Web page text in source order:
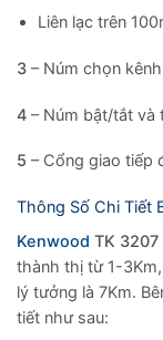
Liên lạc trên
3 – Núm chọn
4 – Núm bật/tắt và
5 – Cổng giao tiếp
Thông Số Chi Tiết
Kenwood TK 3207
thành thị từ 1-
lý tưởng là 7Km.
tiết như sau: